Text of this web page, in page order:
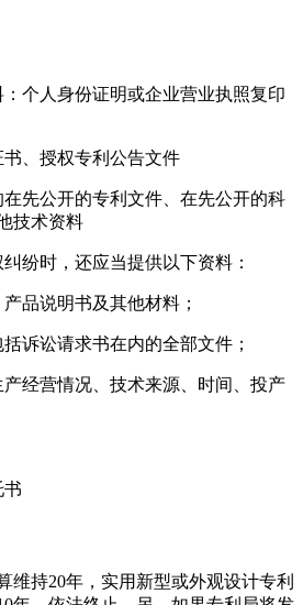
：个人身份证明或企业营业执照复印
书、授权专利公告文件
在先公开的专利文件、在先公开的科
技术资料
纷时，还应当提供以下资料：
品说明书及其他材料；
诉讼请求书在内的全部文件；
经营情况、技术来源、时间、投产
书
维持20年，实用新型或外观设计专利